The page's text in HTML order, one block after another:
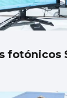
fotónicos